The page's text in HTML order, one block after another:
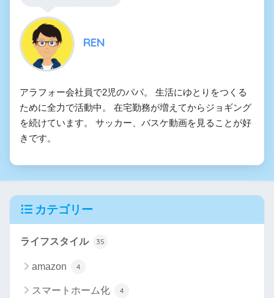
REN
アラフォー会社員で2児のパパ。 生活にゆとりをつくる
ために全力で活動中。 在宅勤務が増えてからジョギング
を続けています。 サッカー、バスケ動画を見ることが好
きです。
カテゴリー
ライフスタイル 35
amazon 4
スマートホーム化 4